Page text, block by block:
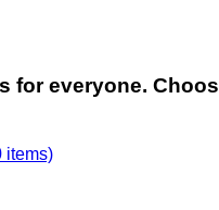
for everyone.
items)